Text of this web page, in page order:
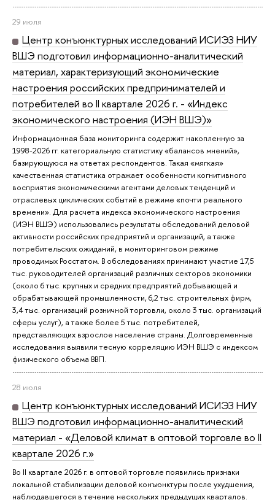
29 июля
Центр конъюнктурных исследований ИСИЭЗ НИУ
ВШЭ подготовил информационно-аналитический
материал, характеризующий экономические
настроения российских предпринимателей и
потребителей во II квартале 2026 г. - «Индекс
экономического настроения (ИЭН ВШЭ)»
Информационная база мониторинга содержит накопленную за
1998-2026 гг. категориальную статистику «балансов мнений»,
базирующуюся на ответах респондентов. Такая «мягкая»
качественная статистика отражает особенности когнитивного
восприятия экономическими агентами деловых тенденций и
отраслевых циклических событий в режиме «почти реального
времени». Для расчета индекса экономического настроения
(ИЭН ВШЭ) использовались результаты обследований деловой
активности российских предприятий и организаций, а также
потребительских ожиданий, в мониторинговом режиме
проводимых Росстатом. В обследованиях принимают участие 17,5
тыс. руководителей организаций различных секторов экономики
(около 6 тыс. крупных и средних предприятий добывающей и
обрабатывающей промышленности, 6,2 тыс. строительных фирм,
3,4 тыс. организаций розничной торговли, около 3 тыс. организаций
сферы услуг), а также более 5 тыс. потребителей,
представляющих взрослое население страны. Долговременные
исследования выявили тесную корреляцию ИЭН ВШЭ с индексом
физического объема ВВП.
28 июля
Центр конъюнктурных исследований ИСИЭЗ НИУ
ВШЭ подготовил информационно-аналитический
материал - «Деловой климат в оптовой торговле во II
квартале 2026 г.»
Во II квартале 2026 г. в оптовой торговле появились признаки
локальной стабилизации деловой конъюнктуры после ухудшения,
наблюдавшегося в течение нескольких предыдущих кварталов.